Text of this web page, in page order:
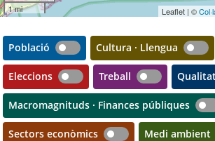
1 mi
Leaflet | ©
Població Cultura · Llengua
Eleccions Treball
Macromagnituds · Finances públiques
Sectors econòmics Medi ambient